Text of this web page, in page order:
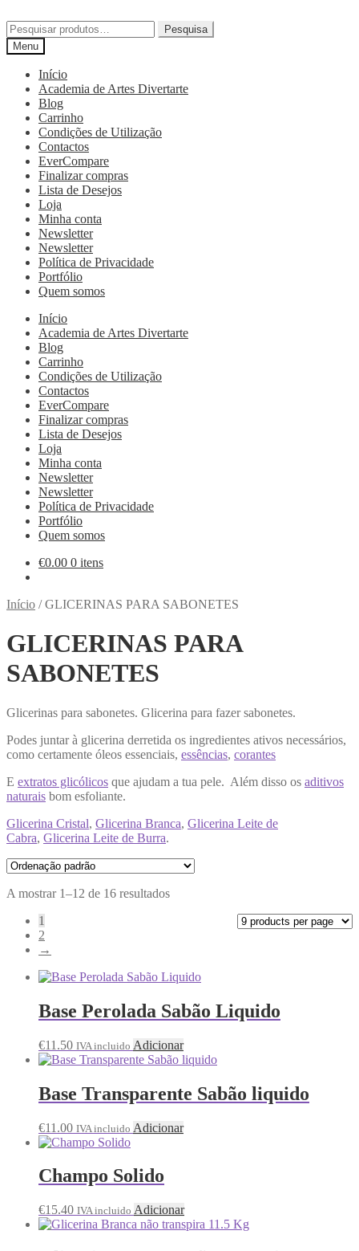
Pesquisa
Menu
Início
Academia de Artes Divertarte
Blog
Carrinho
Condições de Utilização
Contactos
EverCompare
Finalizar compras
Lista de Desejos
Loja
Minha conta
Newsletter
Newsletter
Política de Privacidade
Portfólio
Quem somos
Início
Academia de Artes Divertarte
Blog
Carrinho
Condições de Utilização
Contactos
EverCompare
Finalizar compras
Lista de Desejos
Loja
Minha conta
Newsletter
Newsletter
Política de Privacidade
Portfólio
Quem somos
€0.00 0 itens
Início /GLICERINAS PARA SABONETES
GLICERINAS PARA
SABONETES
Glicerinas para sabonetes. Glicerina para fazer sabonetes.
Podes juntar à glicerina derretida os ingredientes ativos necessários,
como certamente óleos essenciais, essências, corantes
E extratos glicólicos que ajudam a tua pele. Além disso os aditivos
naturais bom esfoliante.
Glicerina Cristal, Glicerina Branca, Glicerina Leite de
Cabra, Glicerina Leite de Burra.
A mostrar 1–12 de 16 resultados
1
2
→
Base Perolada Sabão Liquido
€11.50 IVA incluido Adicionar
Base Transparente Sabão liquido
€11.00 IVA incluido Adicionar
Champo Solido
€15.40 IVA incluido Adicionar